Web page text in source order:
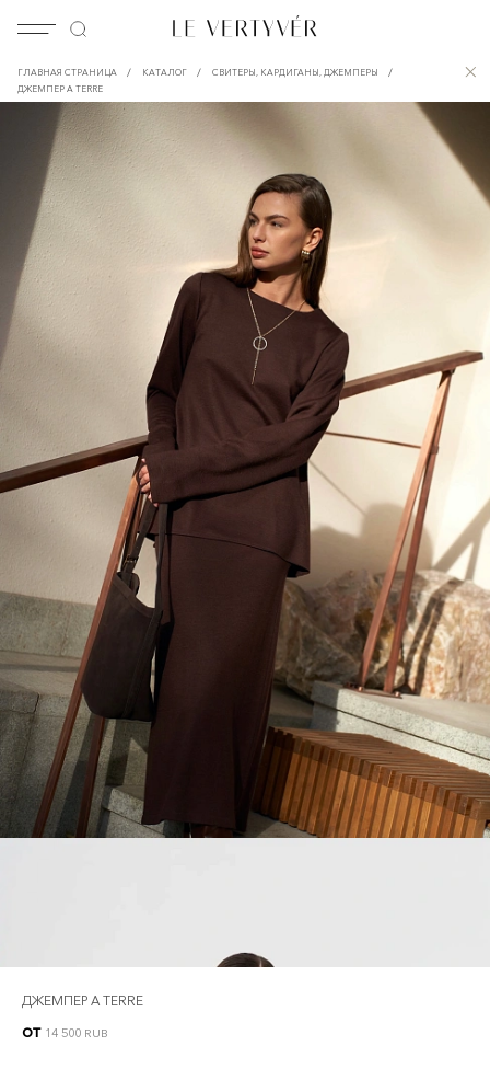
ГЛАВНАЯ СТРАНИЦА / КАТАЛОГ / СВИТЕРЫ, КАРДИГАНЫ, ДЖЕМПЕРЫ /
ДЖЕМПЕР A TERRE
ДЖЕМПЕР A TERRE
от 14 500 RUB